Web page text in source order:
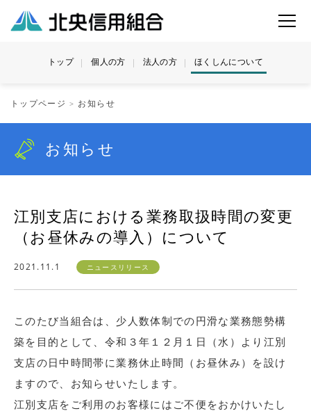
トップ 個人の方 法人の方 ほくしんについて
トップページ お知らせ
お知らせ
江別支店における業務取扱時間の変更
（お昼休みの導入）について
2021.11.1 ニュースリリース
このたび当組合は、少人数体制での円滑な業務態勢構
築を目的として、令和３年１２月１日（水）より江別
支店の日中時間帯に業務休止時間（お昼休み）を設け
ますので、お知らせいたします。
江別支店をご利用のお客様にはご不便をおかけいたし